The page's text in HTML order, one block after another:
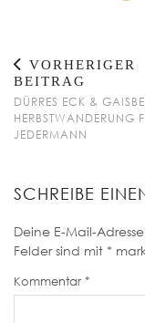
VORHERIGER
BEITRAG
DÜRRES ECK &
HERBSTWANDERUNG
JEDERMANN
SCHREIBE
Deine E-Mail-
Felder sind mit *
Kommentar *